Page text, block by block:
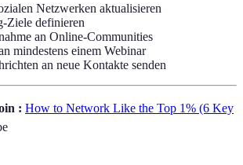
Netzwerken aktualisieren
Ziele definieren
an Online-Communities
mindestens einem Webinar
an neue Kontakte senden
: How to Network Like the Top 1% (6 Key